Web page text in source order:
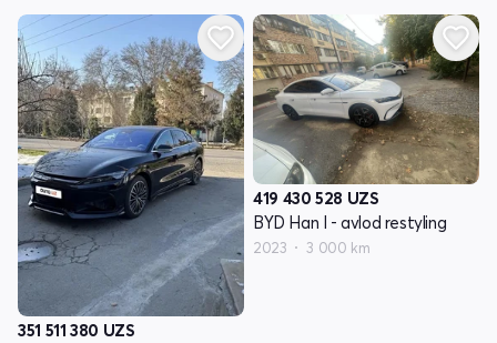
351 511 380 UZS
419 430 528 UZS
BYD Han I - avlod restyling
2023 3 000 km